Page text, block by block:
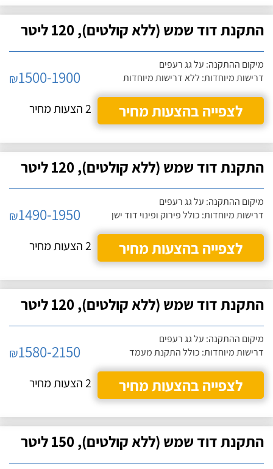
התקנת דוד שמש (ללא קולטים), 120 ליטר
מיקום ההתקנה: על גג רעפים
דרישות מיוחדות: ללא דרישות מיוחדות
₪1500-1900
לצפייה בהצעות מחיר
2 הצעות מחיר
התקנת דוד שמש (ללא קולטים), 120 ליטר
מיקום ההתקנה: על גג רעפים
דרישות מיוחדות: כולל פירוק ופינוי דוד ישן
₪1490-1950
לצפייה בהצעות מחיר
2 הצעות מחיר
התקנת דוד שמש (ללא קולטים), 120 ליטר
מיקום ההתקנה: על גג רעפים
דרישות מיוחדות: כולל התקנת מעמד
₪1580-2150
לצפייה בהצעות מחיר
2 הצעות מחיר
התקנת דוד שמש (ללא קולטים), 150 ליטר